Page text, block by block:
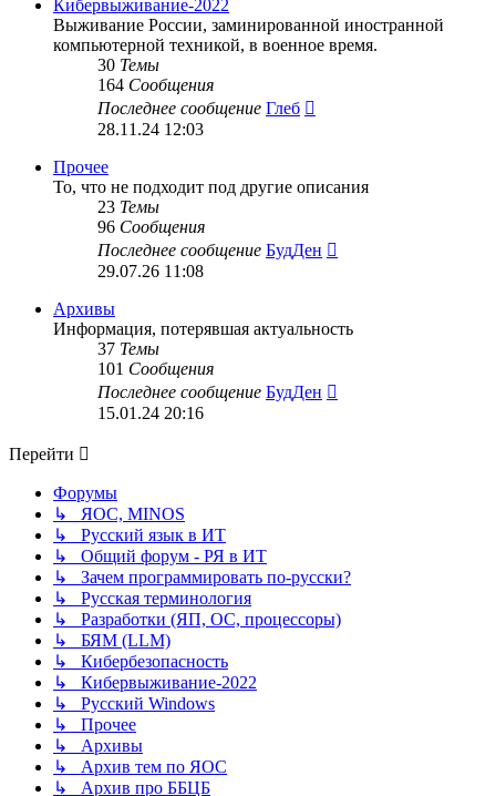
Кибервыживание-2022
Выживание России, заминированной иностранной
компьютерной техникой, в военное время.
30 Темы
164 Сообщения
Последнее сообщение Глеб
28.11.24 12:03
Прочее
То, что не подходит под другие описания
23 Темы
96 Сообщения
Последнее сообщение БудДен
29.07.26 11:08
Архивы
Информация, потерявшая актуальность
37 Темы
101 Сообщения
Последнее сообщение БудДен
15.01.24 20:16
Перейти
Форумы
↳ ЯОС, MINOS
↳ Русский язык в ИТ
↳ Общий форум - РЯ в ИТ
↳ Зачем программировать по-русски?
↳ Русская терминология
↳ Разработки (ЯП, ОС, процессоры)
↳ БЯМ (LLM)
↳ Кибербезопасность
↳ Кибервыживание-2022
↳ Русский Windows
↳ Прочее
↳ Архивы
↳ Архив тем по ЯОС
↳ Архив про ББЦБ